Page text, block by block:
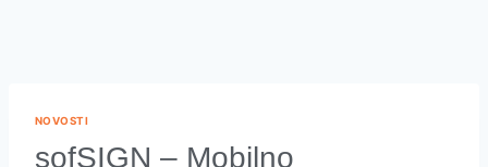
NOVOSTI
sofSIGN – Mobilno